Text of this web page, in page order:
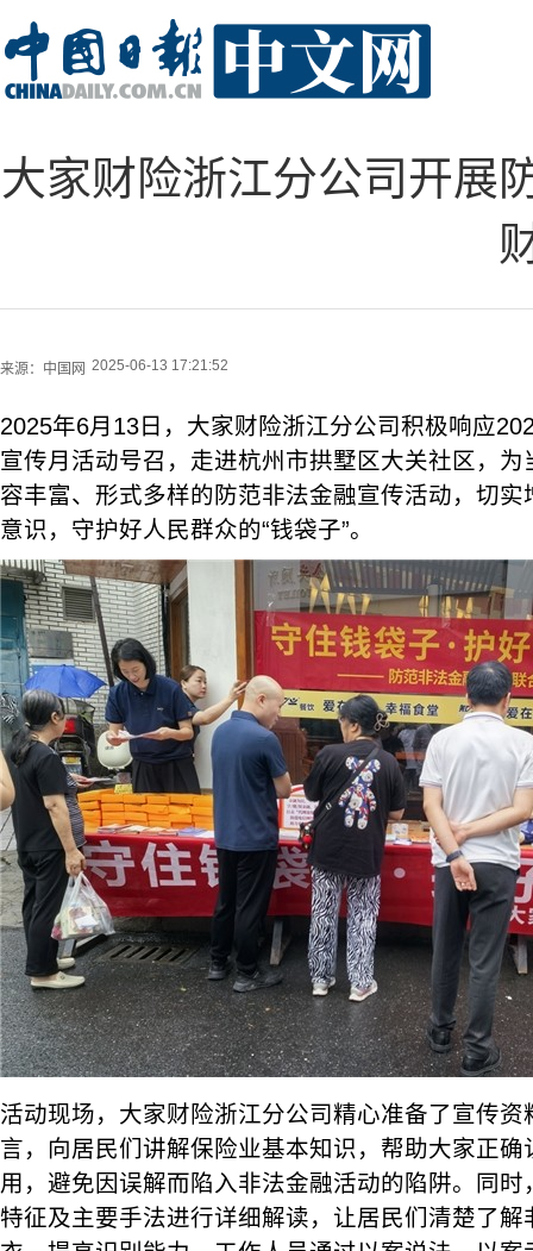
大家财险浙江分公司开展
来源： 中国网 2025-06-13 17:21:52
2025年6月13日，大家财险浙江分公司积极响应
宣传月活动号召，走进杭州市拱墅区大关社区，
容丰富、形式多样的防范非法金融宣传活动，切
意识，守护好人民群众的“钱袋子”。
活动现场，大家财险浙江分公司精心准备了宣传
言，向居民们讲解保险业基本知识，帮助大家正
用，避免因误解而陷入非法金融活动的陷阱。同
特征及主要手法进行详细解读，让居民们清楚了